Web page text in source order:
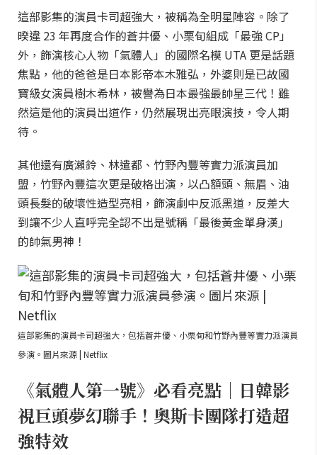
這部影集的演員卡司超強大，被稱為全明星陣容。除了
暌違 23 年再度合作的蒼井優、小栗旬組成「最強 CP」
外，飾演核心人物「氣體人」的國際名模 UTA 更是話題
焦點，他的爸爸是日本影帝本木雅弘，外婆則是已故國
寶級女演員樹木希林，被譽為日本最強最帥星三代！雖
然這是他的演員出道作，仍然展現出亮眼演技，令人期
待。
其他還有廣瀨鈴、林遣都、竹野內豐等實力派演員加
盟，竹野內豐這次更是破格出演，以凸額頭、無眉、油
頭長髮的破壞性造型亮相，飾演劇中反派黑道，反差大
到讓不少人直呼完全認不出是號稱「最後黃金單身漢」
的帥氣男神！
這部影集的演員卡司超強大，包括蒼井優、小栗旬和竹野內豐等實力派演員
參演。圖片來源 | Netflix
《氣體人第一號》必看亮點｜日韓影
視巨頭夢幻聯手！奧斯卡團隊打造超
強特效